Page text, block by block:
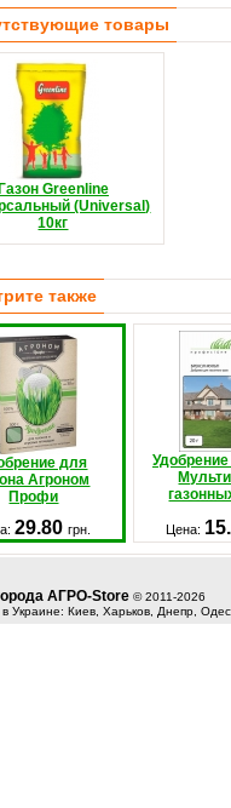
товары
Газон Greenline
(Universal)
10кг
также
для
Агроном
Профи
29.80грн. Цена:
АГРО-Store © 2011-2026
Украине: Киев, Харьков, Днепр,